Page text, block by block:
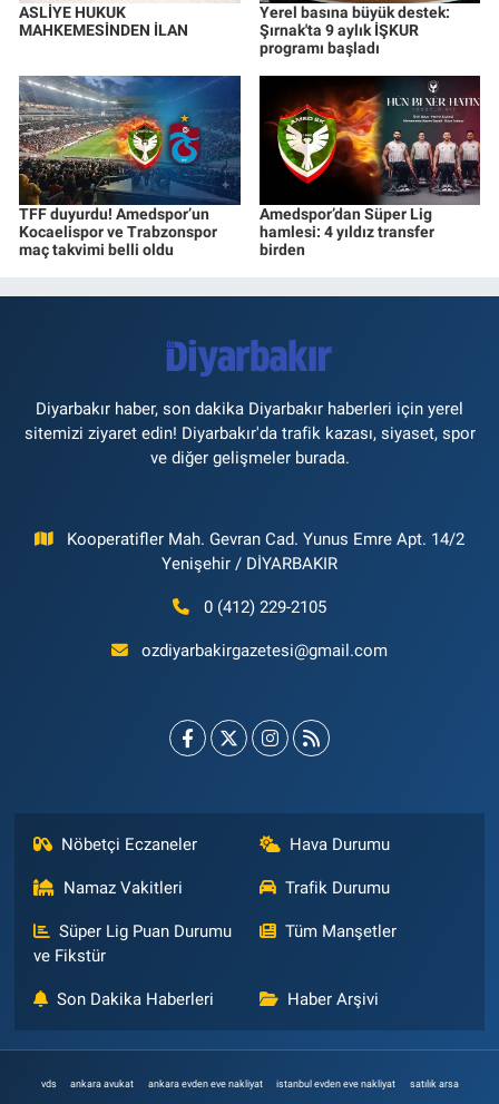
ASLİYE HUKUK
MAHKEMESİNDEN İLAN
Yerel basına büyük destek:
Şırnak'ta 9 aylık İŞKUR
programı başladı
TFF duyurdu! Amedspor’un
Kocaelispor ve Trabzonspor
maç takvimi belli oldu
Amedspor’dan Süper Lig
hamlesi: 4 yıldız transfer
birden
Diyarbakır haber, son dakika Diyarbakır haberleri için yerel
sitemizi ziyaret edin! Diyarbakır'da trafik kazası, siyaset, spor
ve diğer gelişmeler burada.
Kooperatifler Mah. Gevran Cad. Yunus Emre Apt. 14/2
Yenişehir / DİYARBAKIR
0 (412) 229-2105
ozdiyarbakirgazetesi@gmail.com
Nöbetçi Eczaneler Hava Durumu
Namaz Vakitleri Trafik Durumu
Süper Lig Puan Durumu
ve Fikstür
Tüm Manşetler
Son Dakika Haberleri Haber Arşivi
vds ankara avukat ankara evden eve nakliyat istanbul evden eve nakliyat satılık arsa